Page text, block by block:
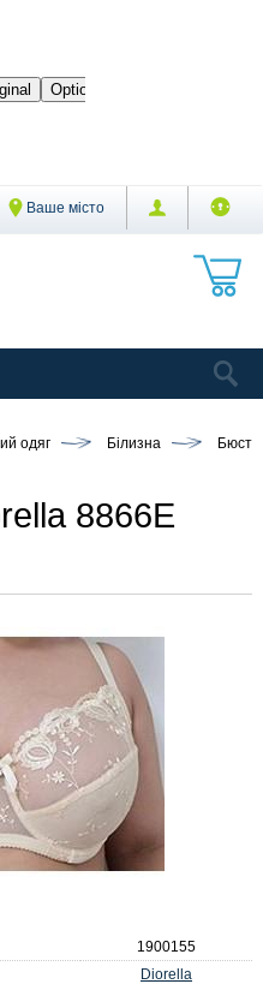
Ваше місто
одяг Білизна
8866E
1900155
Diorella